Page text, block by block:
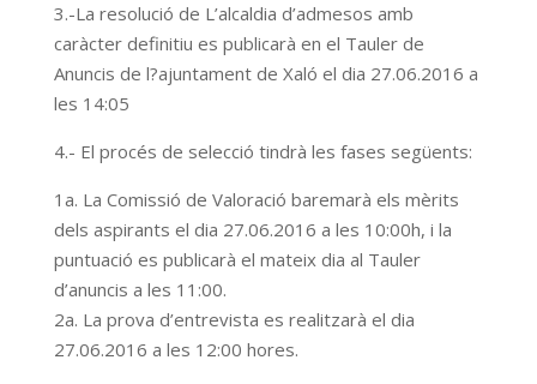
3.-La resolució de L’alcaldia d’admesos amb
caràcter definitiu es publicarà en el Tauler de
Anuncis de l?ajuntament de Xaló el dia 27.06.2016 a
les 14:05
4.- El procés de selecció tindrà les fases següents:
1a. La Comissió de Valoració baremarà els mèrits
dels aspirants el dia 27.06.2016 a les 10:00h, i la
puntuació es publicarà el mateix dia al Tauler
d’anuncis a les 11:00.
2a. La prova d’entrevista es realitzarà el dia
27.06.2016 a les 12:00 hores.